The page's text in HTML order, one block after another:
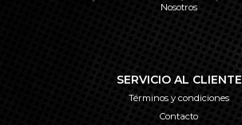
Nosotros
SERVICIO AL CLIENTE
Términos y condiciones
Contacto